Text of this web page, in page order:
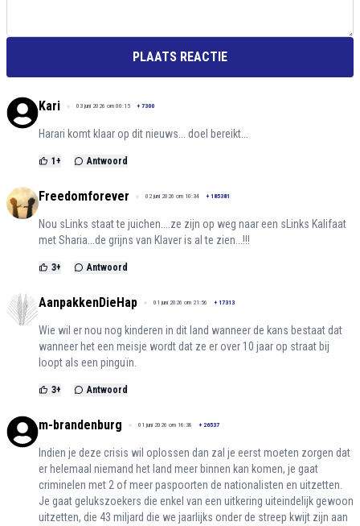
PLAATS REACTIE
Kari 03 juni 2026 om 00:15 + 7300
Harari komt klaar op dit nieuws... doel bereikt...
1 + Antwoord
Freedomforever 02 juni 2026 om 10:34 + 185381
Nou sLinks staat te juichen....ze zijn op weg naar een sLinks Kalifaat
met Sharia...de grijns van Klaver is al te zien...!!!
3+ Antwoord
AanpakkenDieHap 01 juni 2026 om 21:56 + 17313
Wie wil er nou nog kinderen in dit land wanneer de kans bestaat dat
wanneer het een meisje wordt dat ze er over 10 jaar op straat bij
loopt als een pinguïn.
3+ Antwoord
m-brandenburg 01 juni 2026 om 16:38 + 26537
Indien je deze crisis wil oplossen dan zal je eerst moeten zorgen dat
er helemaal niemand het land meer binnen kan komen, je gaat
criminelen met 2 of meer paspoorten de nationalisten en uitzetten.
Je gaat gelukszoekers die enkel van een uitkering uiteindelijk gewoon
uitzetten, die 43 miljard die we jaarlijks onder de streep kwijt zijn aan